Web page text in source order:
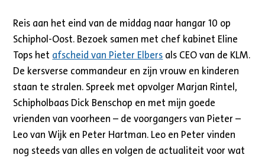
Reis aan het eind van de middag naar hangar 10 op
Schiphol-Oost. Bezoek samen met chef kabinet Eline
Tops het afscheid van Pieter Elbers als CEO van de KLM.
De kersverse commandeur en zijn vrouw en kinderen
staan te stralen. Spreek met opvolger Marjan Rintel,
Schipholbaas Dick Benschop en met mijn goede
vrienden van voorheen – de voorgangers van Pieter –
Leo van Wijk en Peter Hartman. Leo en Peter vinden
nog steeds van alles en volgen de actualiteit voor wat